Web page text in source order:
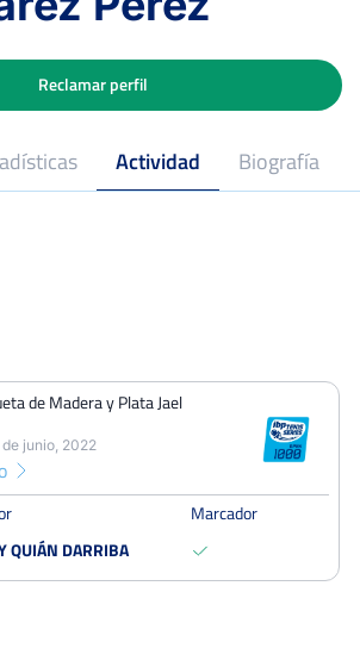
Actividad Biografía
Reclamar perfil
PARTIDOSGANADOS
1 1
SETS
JUEGOS GANADOS
de Madera y Plata Jael
junio, 2022
Marcador
QUIÁN DARRIBA